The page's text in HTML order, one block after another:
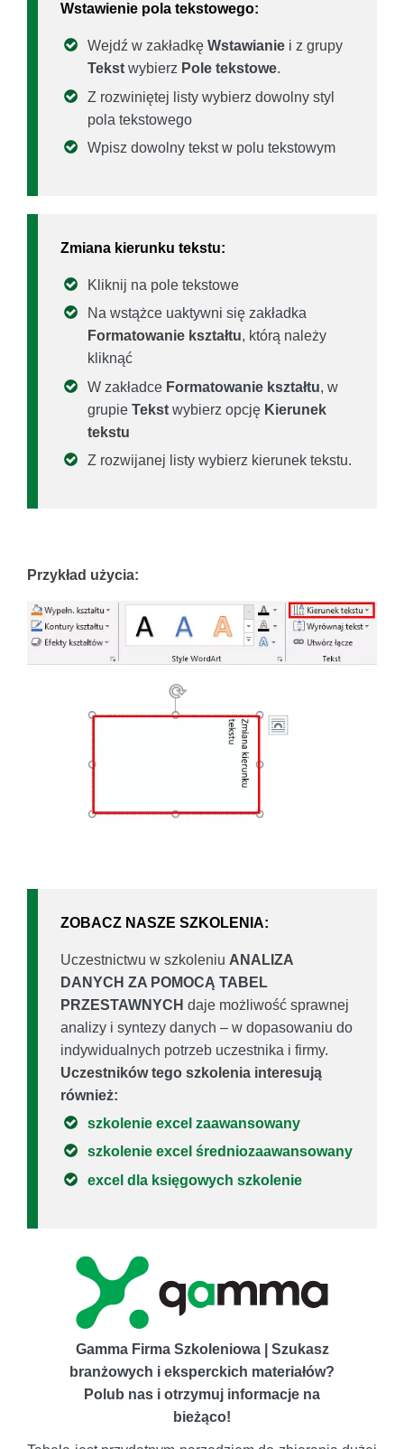
Wstawienie pola tekstowego:
Wejdź w zakładkę Wstawianie i z grupy
Tekst wybierz Pole tekstowe.
Z rozwiniętej listy wybierz dowolny styl
pola tekstowego
Wpisz dowolny tekst w polu tekstowym
Zmiana kierunku tekstu:
Kliknij na pole tekstowe
Na wstążce uaktywni się zakładka
Formatowanie kształtu, którą należy
kliknąć
W zakładce Formatowanie kształtu, w
grupie Tekst wybierz opcję Kierunek
tekstu
Z rozwijanej listy wybierz kierunek tekstu.
Przykład użycia:
ZOBACZ NASZE SZKOLENIA:
Uczestnictwu w szkoleniu ANALIZA
DANYCH ZA POMOCĄ TABEL
PRZESTAWNYCH daje możliwość sprawnej
analizy i syntezy danych – w dopasowaniu do
indywidualnych potrzeb uczestnika i firmy.
Uczestników tego szkolenia interesują
również:
szkolenie excel zaawansowany
szkolenie excel średniozaawansowany
excel dla księgowych szkolenie
Gamma Firma Szkoleniowa | Szukasz
branżowych i eksperckich materiałów?
Polub nas i otrzymuj informacje na
bieżąco!